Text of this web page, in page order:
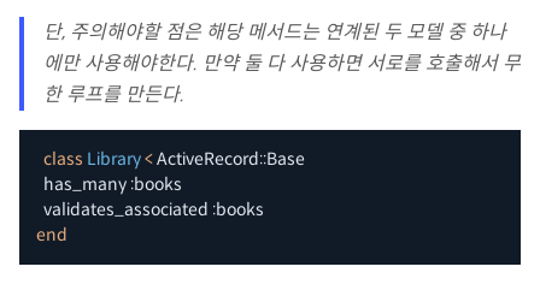
단, 주의해야할 점은 해당 메서드는 연계된 두 모델 중 하나
에만 사용해야한다. 만약 둘 다 사용하면 서로를 호출해서 무
한 루프를 만든다.
class Library< ActiveRecord::Base
  has_many
:books
  validates_associated
:books
end